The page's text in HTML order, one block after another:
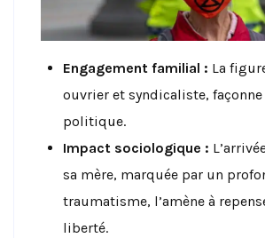
Engagement familial : La
ouvrier et syndicaliste,
politique.
Impact sociologique :
sa mère, marquée par un
traumatisme, l’amène à
liberté.